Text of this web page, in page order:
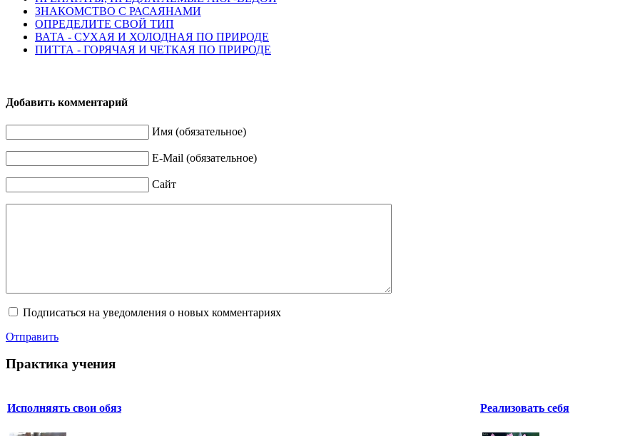
ЗНАКОМСТВО С РАСАЯНАМИ
ОПРЕДЕЛИТЕ СВОЙ ТИП
ВАТА - СУХАЯ И ХОЛОДНАЯ ПО ПРИРОДЕ
ПИТТА - ГОРЯЧАЯ И ЧЕТКАЯ ПО ПРИРОДЕ
Добавить комментарий
Имя (обязательное)
E-Mail (обязательное)
Сайт
Подписаться на уведомления о новых комментариях
Отправить
Практика учения
Исполняять свои обяз Реализовать себя